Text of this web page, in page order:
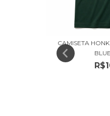
CAMISETA